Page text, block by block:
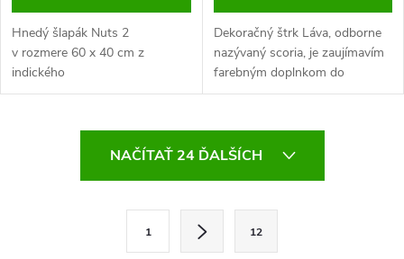
Hnedý šlapák Nuts 2
v rozmere 60 x 40 cm z
indického
kremičitého pieskovca. Šlapák
kameňa je veľmi estetického a
pôsobivého vzhľadu krásne
Dekoračný štrk Láva, odborne
nazývaný scoria, je zaujímavím
farebným doplnkom do
záhrady.
NAČÍTAŤ 24 ĎALŠÍCH
1 12